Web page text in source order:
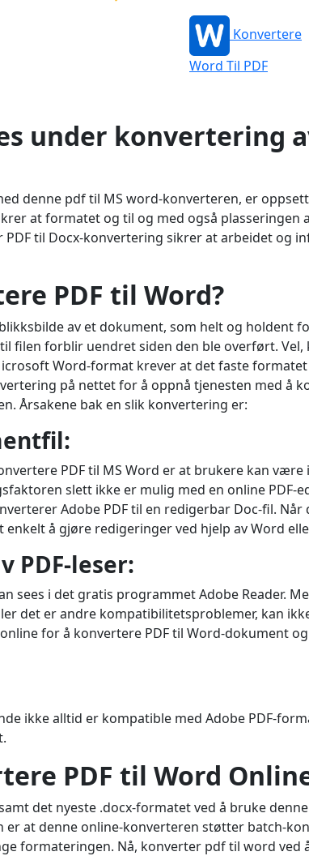
Konvertere
Word Til PDF
under konvertering
denne pdf til MS word-konverteren, er
at formatet og til og med også plasseringen
til Docx-konvertering sikrer at arbeidet og
PDF til Word?
av et dokument, som helt og holdent
filen forblir uendret siden den ble overført. Vel,
Word-format krever at det faste
på nettet for å oppnå tjenesten med å
Årsakene bak en slik konvertering er:
PDF til MS Word er at brukere kan
slett ikke er mulig med en online PDF-
Adobe PDF til en redigerbar Doc-fil. Når
å gjøre redigeringer ved hjelp av Word
PDF-leser:
sees i det gratis programmet Adobe Reader.
det er andre kompatibilitetsproblemer, kan
for å konvertere PDF til Word-dokument
ikke alltid er kompatible med Adobe PDF-
PDF til Word
det nyeste .docx-formatet ved å bruke
at denne online-konverteren støtter batch-
formateringen. Nå, konverter pdf til word ved